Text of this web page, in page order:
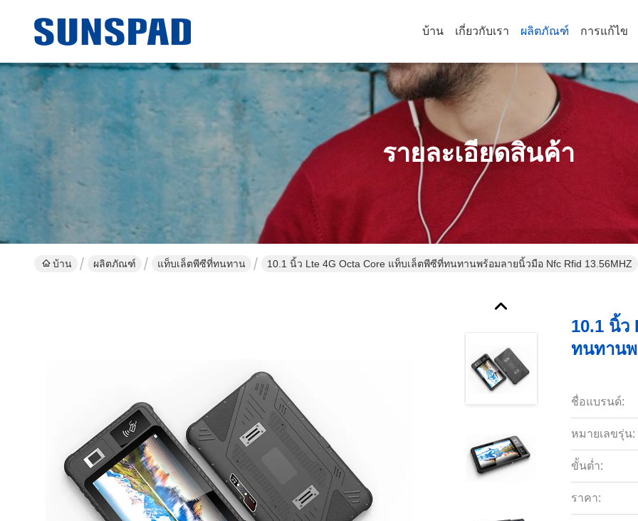
บ้าน เกี่ยวกับเรา ผลิตภัณฑ์ การแก้ไข
รายละเอียดสินค้า
บ้าน ผลิตภัณฑ์ แท็บเล็ตพีซีที่ทนทาน 10.1 นิ้ว Lte 4G Octa Core แท็บเล็ตพีซีที่ทนทานพร้อมลายนิ้วมือ Nfc Rfid 13.56MHZ
10.1 นิ้ว
ทนทานพ
ชื่อแบรนด์:
หมายเลขรุ่น:
ขั้นต่ำ:
ราคา: